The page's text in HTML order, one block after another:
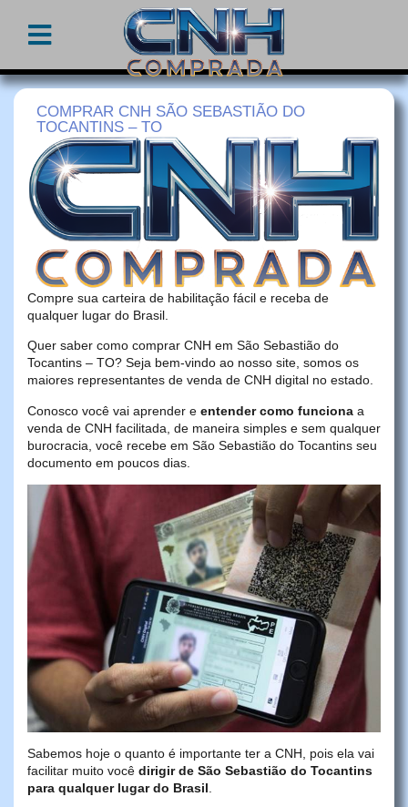
COMPRAR CNH SÃO SEBASTIÃO DO
TOCANTINS – TO
Compre sua carteira de habilitação fácil e receba de
qualquer lugar do Brasil.
Quer saber como comprar CNH em São Sebastião do
Tocantins – TO? Seja bem-vindo ao nosso site, somos os
maiores representantes de venda de CNH digital no estado.
Conosco você vai aprender e entender como funciona a
venda de CNH facilitada, de maneira simples e sem qualquer
burocracia, você recebe em São Sebastião do Tocantins seu
documento em poucos dias.
Sabemos hoje o quanto é importante ter a CNH, pois ela vai
facilitar muito você dirigir de São Sebastião do Tocantins
para qualquer lugar do Brasil.